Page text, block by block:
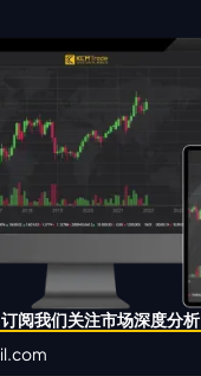
订阅我们关注市场深度分析